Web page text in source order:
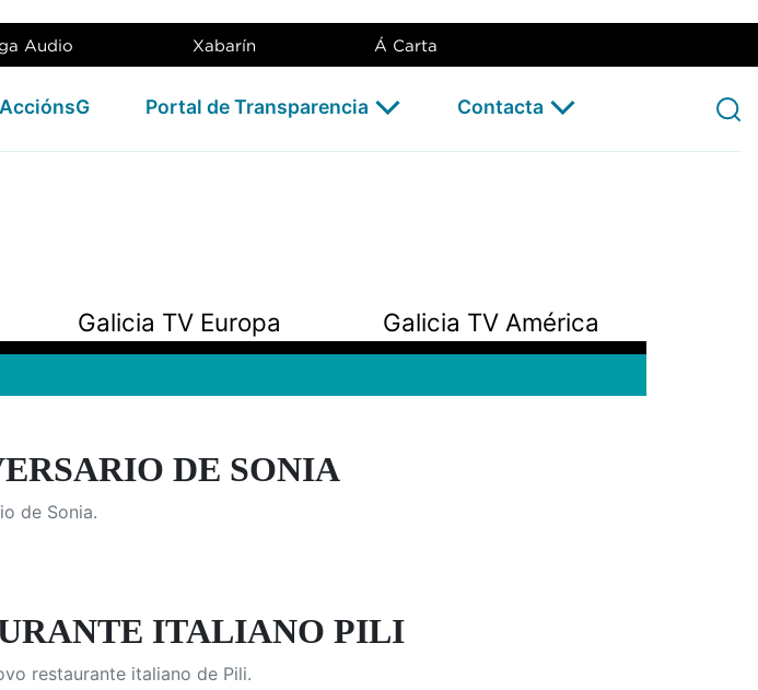
Audio Xabarín Á Carta
Portal de Transparencia Contacta
Galicia TV Europa Galicia TV América
DE SONIA
de Sonia.
ITALIANO PILI
restaurante italiano de Pili.